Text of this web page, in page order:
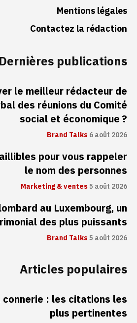
Mentions légales
Contactez la rédaction
Dernières publications
le meilleur rédacteur de
des réunions du Comité
social et économique ?
Brand Talks6 août 2026
pour vous rappeler
le nom des personnes
Marketing & ventes5 août 2026
au Luxembourg, un
des plus puissants
Brand Talks5 août 2026
Articles populaires
connerie : les citations les
plus pertinentes